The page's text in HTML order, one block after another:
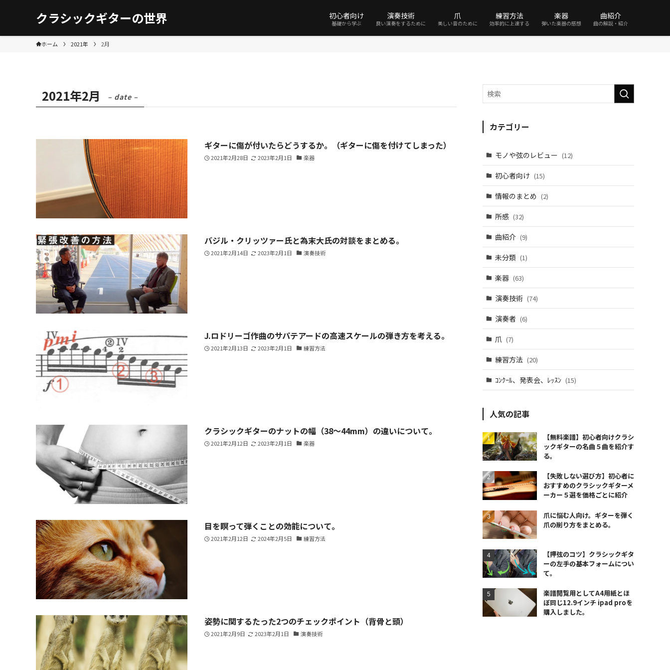
クラシックギターの世界 初心者向け
基礎から学ぶ
演奏技術
良い演奏をするために
爪
美しい音のために
練習方法
効率的に上達する
楽器
弾いた楽器の感想
曲紹介
曲の解説・紹介
ホーム 2021年 2月
2021年2月 – date –
ギターに傷が付いたらどうするか。（ギターに傷を付けてしまった）
2021年2月28日 2023年2月1日 楽器
バジル・クリッツァー氏と為末大氏の対談をまとめる。
2021年2月14日 2023年2月1日 演奏技術
J.ロドリーゴ作曲のサパテアードの高速スケールの弾き方を考える。
2021年2月13日 2023年2月1日 練習方法
クラシックギターのナットの幅（38～44mm）の違いについて。
2021年2月12日 2023年2月1日 楽器
目を瞑って弾くことの効能について。
2021年2月12日 2024年2月5日 練習方法
姿勢に関するたった2つのチェックポイント（背骨と頭）
2021年2月9日 2023年2月1日 演奏技術
カテゴリー
モノや弦のレビュー (12)
初心者向け (15)
情報のまとめ (2)
所感 (32)
曲紹介 (9)
未分類 (1)
楽器 (63)
演奏技術 (74)
演奏者 (6)
爪 (7)
練習方法 (20)
ｺﾝｸｰﾙ、発表会、ﾚｯｽﾝ (15)
人気の記事
【無料楽譜】初心者向けクラシ
ックギターの名曲５曲を紹介す
る。
【失敗しない選び方】初心者に
おすすめのクラシックギターメ
ーカー５選を価格ごとに紹介
爪に悩む人向け。ギターを弾く
爪の削り方をまとめる。
【押弦のコツ】クラシックギタ
ーの左手の基本フォームについ
て。
楽譜閲覧用としてA4用紙とほ
ぼ同じ12.9インチ ipad proを
購入しました。